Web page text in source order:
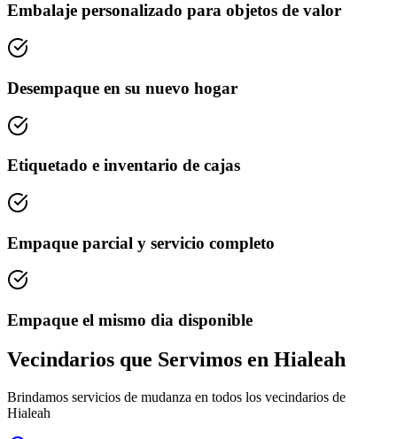
Embalaje personalizado para objetos de valor
Desempaque en su nuevo hogar
Etiquetado e inventario de cajas
Empaque parcial y servicio completo
Empaque el mismo dia disponible
Vecindarios que Servimos en Hialeah
Brindamos servicios de mudanza en todos los vecindarios de
Hialeah